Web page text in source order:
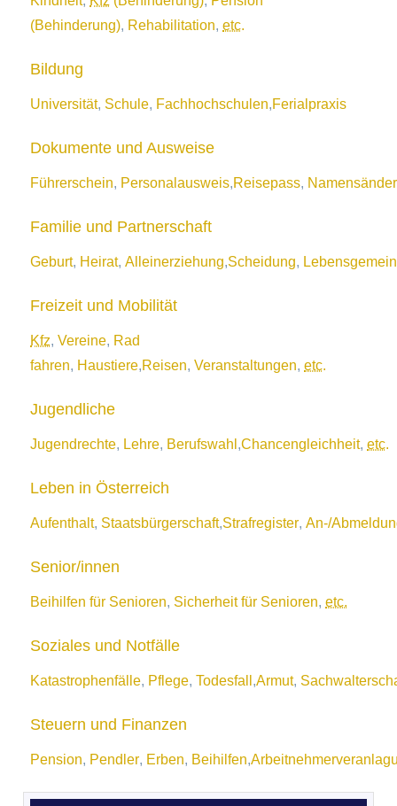
(Behinderung), Rehabilitation,etc.
Bildung
Universität, Schule, Fachhochschulen,Ferialpraxis
Dokumente und Ausweise
Führerschein, Personalausweis,Reisepass,
Familie und Partnerschaft
Geburt, Heirat,Alleinerziehung,Scheidung,
Freizeit und Mobilität
Kfz,Vereine, Rad
fahren, Haustiere,Reisen,Veranstaltungen,etc.
Jugendliche
Jugendrechte, Lehre, Berufswahl ,Chancengleichheit,etc.
Leben in Österreich
Aufenthalt, Staatsbürgerschaft,Strafregister,An-/
Senior/innen
Beihilfen für Senioren, Sicherheit für Senioren,etc.
Soziales und Notfälle
Katastrophenfälle, Pflege,Todesfall ,Armut,
Steuern und Finanzen
Pension, Pendler, Erben, Beihilfen,